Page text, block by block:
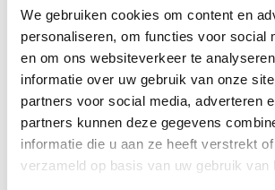
We gebruiken cookies om content en
personaliseren, om functies voor social
en om ons websiteverkeer te
informatie over uw gebruik van onze
partners voor social media, adverteren
partners kunnen deze gegevens
informatie die u aan ze heeft verstrekt
verzameld op basis van uw gebruik van
Maatwerk blokhutten en overkappingen
mogelijk
Persoonlijke service
bij elk project
Geen lange wachttijden, geen buitenlandse
onduidelijke communicatie.